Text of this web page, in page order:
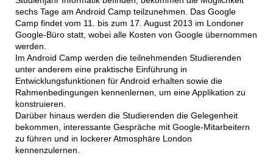
sechs Tage am Android Camp teilzunehmen. Das Google
Camp findet vom 11. bis zum 17. August 2013 im Londoner
Google-Büro statt, wobei alle Kosten von Google übernommen
werden.
Im Android Camp werden die teilnehmenden Studierenden
unter anderem eine praktische Einführung in
Entwicklungsfunktionen für Android erhalten sowie die
Rahmenbedingungen kennenlernen, um eine Applikation zu
konstruieren.
Darüber hinaus werden die Studierenden die Gelegenheit
bekommen, interessante Gespräche mit Google-Mitarbeitern
zu führen und in lockerer Atmosphäre London
kennenzulernen.